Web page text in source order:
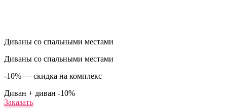
Диваны со спальными местами
Диваны со спальными местами
-10% — скидка на комплекс
Диван + диван -10%
Заказать